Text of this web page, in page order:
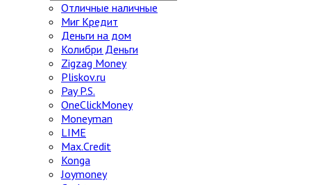
Отличные наличные
Миг Кредит
Деньги на дом
Колибри Деньги
Zigzag Money
Pliskov.ru
Pay P.S.
OneClickMoney
Moneyman
LIME
Max.Credit
Konga
Joymoney